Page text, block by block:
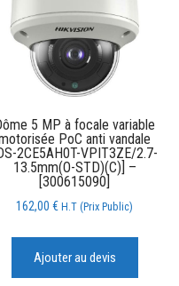
5 MP à focale variable
PoC anti vandale
2CE5AH0T-VPIT3ZE/2.7-
13.5mm(O-STD)(C)] –
[300615090]
162,00€ H.T (Prix Public)
Ajouter au devis